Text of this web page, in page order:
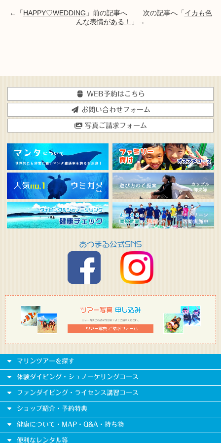
←「HAPPY♡WEDDING 」前の記事へ 次の記事へ「イカも色
んな表情がある！
」→
WEB予約はこちら
お問い合わせフォーム
写真ご請求フォーム
マリンツアーを探す
体験ダイビング・シュノーケリングコース
ファンダイビング・ライセンス講習コース
ショップ紹介・予約特典
健康について・MAP・Q&A・持ち物
便利なレンタル等